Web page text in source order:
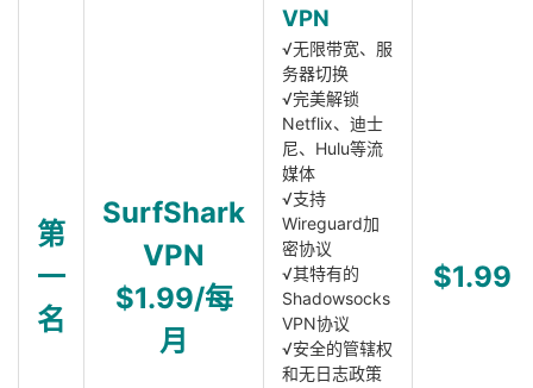
第
一
名
SurfShark
VPN
$1.99/每
月
VPN
√无限带宽、服
务器切换
√完美解锁
Netflix、迪士
尼、Hulu等流
媒体
√支持
Wireguard加
密协议
√其特有的
Shadowsocks
VPN协议
√安全的管辖权
和无日志政策
$1.99